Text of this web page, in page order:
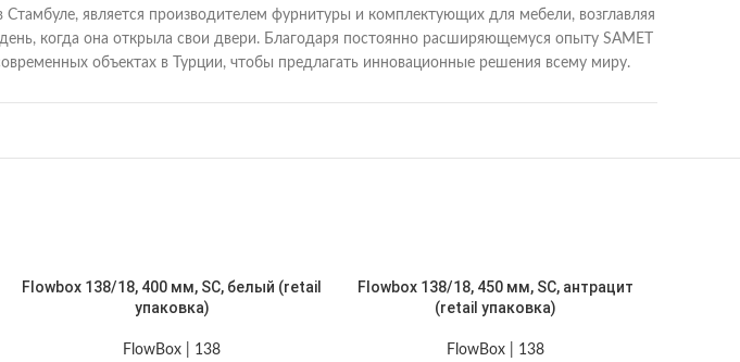
Стамбуле, является производителем фурнитуры и комплектующих для мебели, возглавляя
когда она открыла свои двери. Благодаря постоянно расширяющемуся опыту SAMET
объектах в Турции, чтобы предлагать инновационные решения всему миру.
Flowbox 138/18, 400 мм, SC, белый (retail
упаковка)
FlowBox | 138
Flowbox 138/18, 450 мм, SC, антрацит
(retail упаковка)
FlowBox | 138